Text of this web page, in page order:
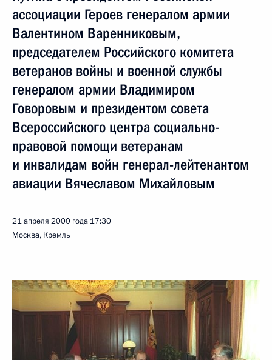
ассоциации Героев генералом армии
Валентином Варенниковым,
председателем Российского комитета
ветеранов войны и военной службы
генералом армии Владимиром
Говоровым и президентом совета
Всероссийского центра социально-
правовой помощи ветеранам
и инвалидам войн генерал-лейтенантом
авиации Вячеславом Михайловым
21 апреля 2000 года 17:30
Москва, Кремль